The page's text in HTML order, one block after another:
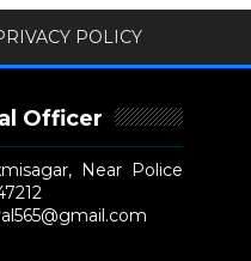
POLICY
Officer
Near Police